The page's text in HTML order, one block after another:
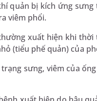
quản bị kích ứng
viêm phổi.
xuất hiện khi
(tiểu phế quản) của
sưng, viêm của